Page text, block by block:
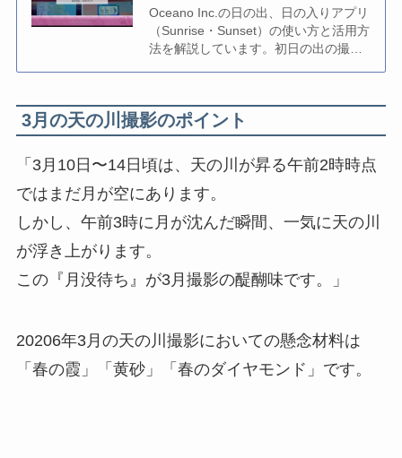
Oceano Inc.の日の出、日の入りアプリ
（Sunrise・Sunset）の使い方と活用方
法を解説しています。初日の出の撮影
3月の天の川撮影のポイント
「3月10日〜14日頃は、天の川が昇る午前2時時点
ではまだ月が空にあります。
しかし、午前3時に月が沈んだ瞬間、一気に天の川
が浮き上がります。
この『月没待ち』が3月撮影の醍醐味です。」
20206年3月の天の川撮影においての懸念材料は
「春の霞」「黄砂」「春のダイヤモンド」です。